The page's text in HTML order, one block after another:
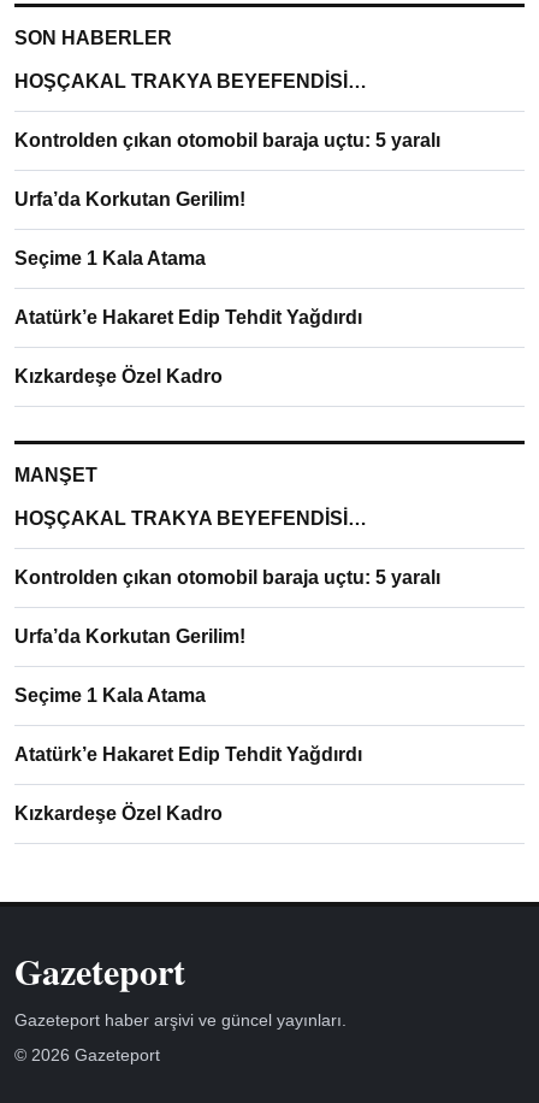
SON HABERLER
HOŞÇAKAL TRAKYA BEYEFENDİSİ…
Kontrolden çıkan otomobil baraja uçtu: 5 yaralı
Urfa’da Korkutan Gerilim!
Seçime 1 Kala Atama
Atatürk’e Hakaret Edip Tehdit Yağdırdı
Kızkardeşe Özel Kadro
MANŞET
HOŞÇAKAL TRAKYA BEYEFENDİSİ…
Kontrolden çıkan otomobil baraja uçtu: 5 yaralı
Urfa’da Korkutan Gerilim!
Seçime 1 Kala Atama
Atatürk’e Hakaret Edip Tehdit Yağdırdı
Kızkardeşe Özel Kadro
Gazeteport
Gazeteport haber arşivi ve güncel yayınları.
© 2026 Gazeteport